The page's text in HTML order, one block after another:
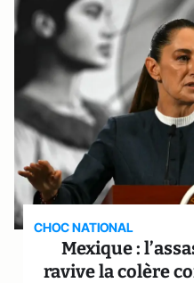
CHOC NATIONAL
Mexique :
ravive la colère